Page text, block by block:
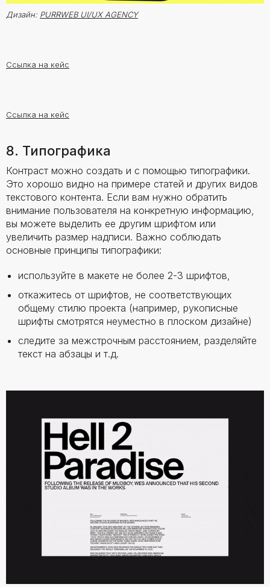
Дизайн: PURRWEB UI/UX AGENCY
Ссылка на кейс
Ссылка на кейс
8. Типографика
Контраст можно создать и с помощью типографики.
Это хорошо видно на примере статей и других видов
текстового контента. Если вам нужно обратить
внимание пользователя на конкретную информацию,
вы можете выделить ее другим шрифтом или
увеличить размер надписи. Важно соблюдать
основные принципы типографики:
используйте в макете не более 2-3 шрифтов,
откажитесь от шрифтов, не соответствующих
общему стилю проекта (например, рукописные
шрифты смотрятся неуместно в плоском дизайне)
следите за межстрочным расстоянием, разделяйте
текст на абзацы и т.д.